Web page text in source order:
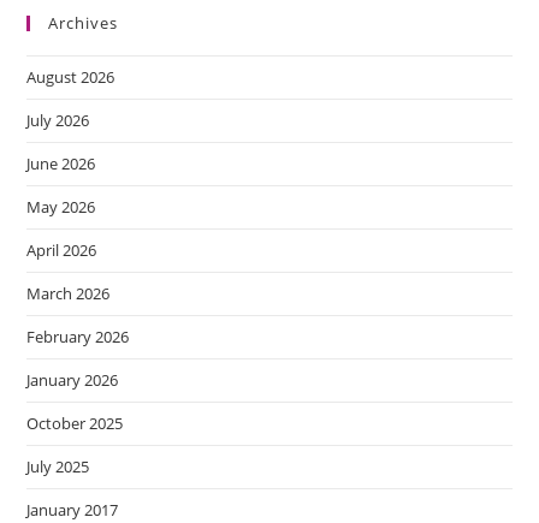
Archives
August 2026
July 2026
June 2026
May 2026
April 2026
March 2026
February 2026
January 2026
October 2025
July 2025
January 2017